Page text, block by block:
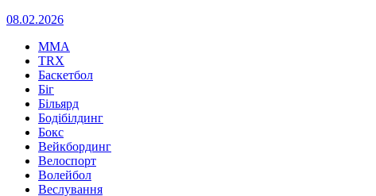
08.02.2026
MMA
TRX
Баскетбол
Біг
Більярд
Бодібілдинг
Бокс
Вейкбординг
Велоспорт
Волейбол
Веслування